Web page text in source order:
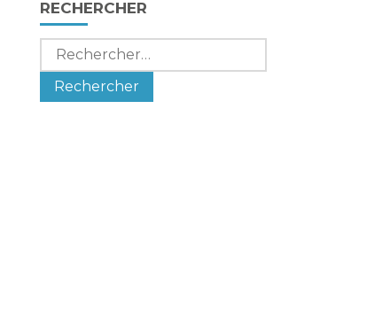
RECHERCHER
Rechercher :